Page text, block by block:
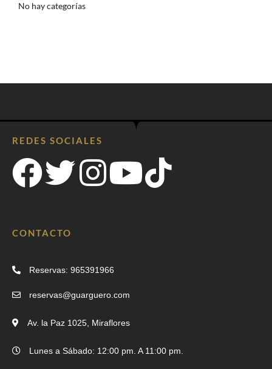
No hay categorías
REDES SOCIALES
CONTACTO
Reservas: 965391966
reservas@guarguero.com
Av. la Paz 1025, Miraflores
Lunes a Sábado: 12:00 pm. A 11:00 pm.